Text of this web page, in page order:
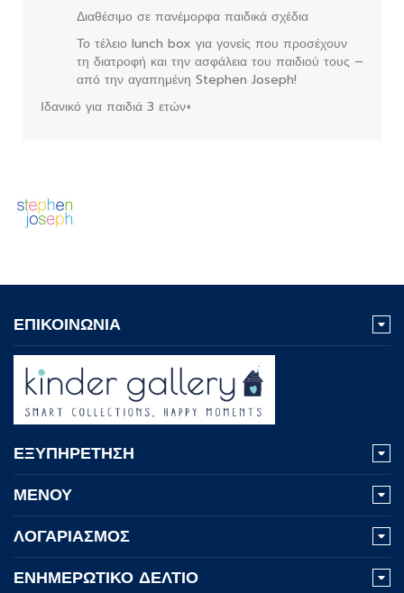
Διαθέσιμο σε πανέμορφα παιδικά σχέδια
Το τέλειο lunch box για γονείς που προσέχουν
τη διατροφή και την ασφάλεια του παιδιού τους –
από την αγαπημένη Stephen Joseph!
Ιδανικό για παιδιά 3 ετών+
ΕΠΙΚΟΙΝΩΝΙΑ
ΕΞΥΠΗΡΕΤΗΣΗ
ΜΕΝΟΥ
ΛΟΓΑΡΙΑΣΜΟΣ
ΕΝΗΜΕΡΩΤΙΚΟ ΔΕΛΤΙΟ